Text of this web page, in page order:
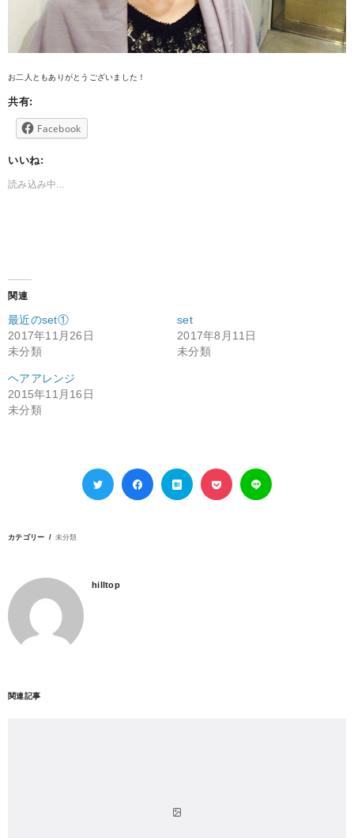
お二人ともありがとうございました！
共有:
Facebook
いいね:
読み込み中...
関連
最近のset①
2017年11月26日
未分類
set
2017年8月11日
未分類
ヘアアレンジ
2015年11月16日
未分類
カテゴリー 未分類
hilltop
関連記事